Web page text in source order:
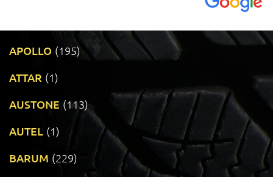
APOLLO (195)
ATTAR (1)
AUSTONE (113)
AUTEL (1)
BARUM (229)